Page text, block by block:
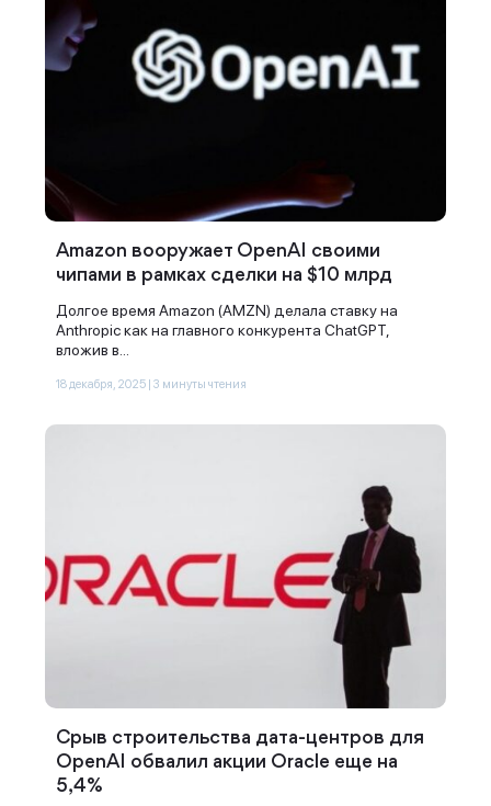
Amazon вооружает OpenAI своими
чипами в рамках сделки на $10 млрд
Долгое время Amazon (AMZN) делала ставку на
Anthropic как на главного конкурента ChatGPT,
вложив в...
18 декабря, 2025 | 3 минуты чтения
Срыв строительства дата-центров для
OpenAI обвалил акции Oracle еще на
5,4%